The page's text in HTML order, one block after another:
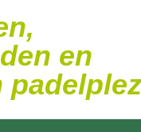
en